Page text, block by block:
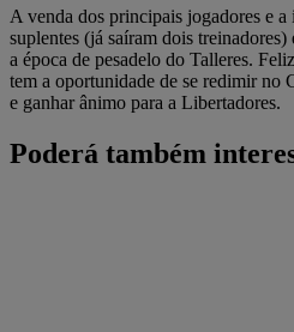
A venda dos principais jogadores e
suplentes (já saíram dois
a época de pesadelo do Talleres.
tem a oportunidade de se redimir no
e ganhar ânimo para a Libertadores.
Poderá também